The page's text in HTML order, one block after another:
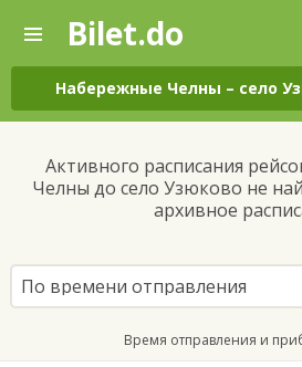
—
Поиск
и
покупка
билетов
автобус
онлайн
Bilet.do
Набережные Челны – село
Активного расписания
Челны до село Узюково не
архивное
По времени отправления
Время отправления и